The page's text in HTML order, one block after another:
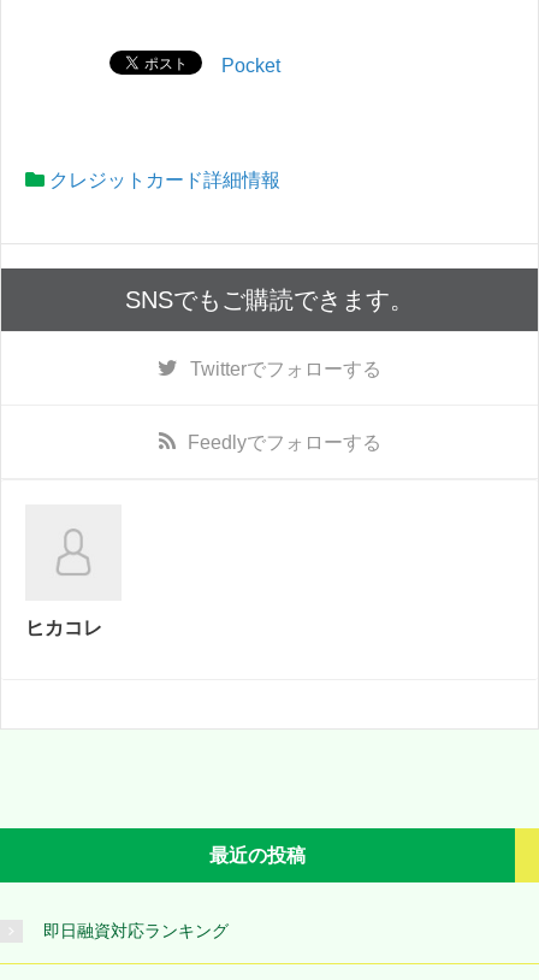
Pocket
クレジットカード詳細情報
SNSでもご購読できます。
Twitterでフォローする
Feedlyでフォローする
ヒカコレ
最近の投稿
即日融資対応ランキング